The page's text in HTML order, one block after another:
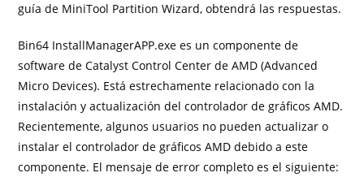
guía de MiniTool Partition Wizard, obtendrá las respuestas.
Bin64 InstallManagerAPP.exe es un componente de
software de Catalyst Control Center de AMD (Advanced
Micro Devices). Está estrechamente relacionado con la
instalación y actualización del controlador de gráficos AMD.
Recientemente, algunos usuarios no pueden actualizar o
instalar el controlador de gráficos AMD debido a este
componente. El mensaje de error completo es el siguiente: